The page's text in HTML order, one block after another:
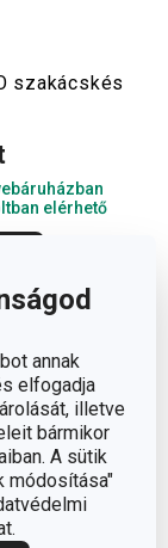
annak
elfogadja
illetve
bármikor
A sütik
módosítása"
szakácskés
elérhető